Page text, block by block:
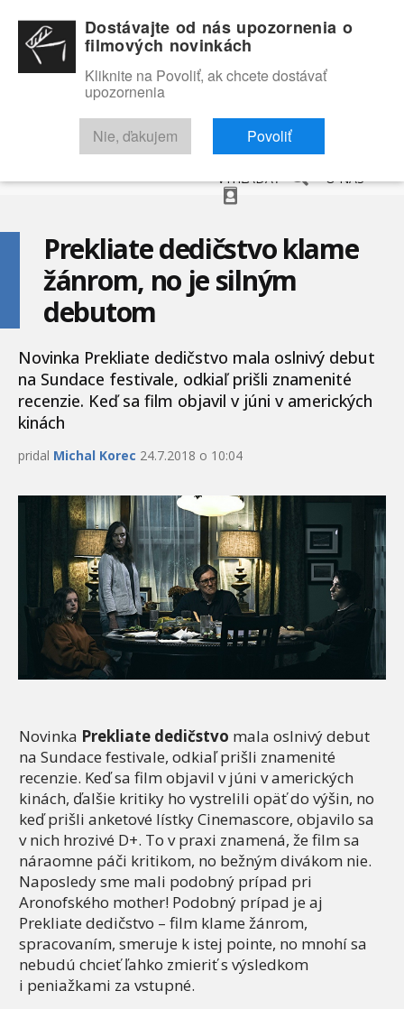
RECENZIE TRAILERY FILMOVÁ DATABÁZA
VYHĽADAŤ O NÁS
Prekliate dedičstvo klame
žánrom, no je silným
debutom
Novinka Prekliate dedičstvo mala oslnivý debut
na Sundace festivale, odkiaľ prišli znamenité
recenzie. Keď sa film objavil v júni v amerických
kinách
pridal Michal Korec 24.7.2018 o 10:04
Novinka Prekliate dedičstvo mala oslnivý debut
na Sundace festivale, odkiaľ prišli znamenité
recenzie. Keď sa film objavil v júni v amerických
kinách, ďalšie kritiky ho vystrelili opäť do výšin, no
keď prišli anketové lístky Cinemascore, objavilo sa
v nich hrozivé D+. To v praxi znamená, že film sa
náraomne páči kritikom, no bežným divákom nie.
Naposledy sme mali podobný prípad pri
Aronofského mother! Podobný prípad je aj
Prekliate dedičstvo – film klame žánrom,
spracovaním, smeruje k istej pointe, no mnohí sa
nebudú chcieť ľahko zmieriť s výsledkom
i peniažkami za vstupné.
Dostávajte od nás upozornenia o
filmových novinkách
Kliknite na Povoliť, ak chcete dostávať
upozornenia
Nie, ďakujem Povoliť